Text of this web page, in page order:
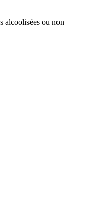
alcoolisées ou non